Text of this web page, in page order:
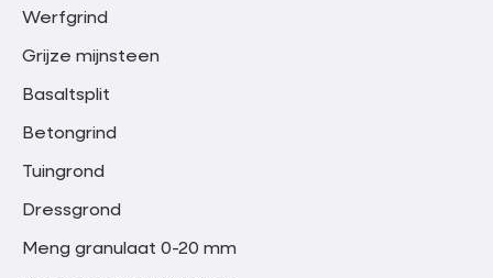
Werfgrind
Grijze mijnsteen
Basaltsplit
Betongrind
Tuingrond
Dressgrond
Meng granulaat 0-20 mm